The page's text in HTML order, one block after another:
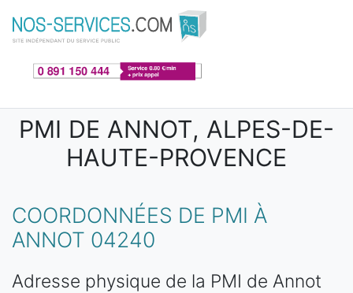
Aller au contenu principal
PMI DE ANNOT, ALPES-DE-
HAUTE-PROVENCE
COORDONNÉES DE PMI À
ANNOT 04240
Adresse physique de la PMI de Annot